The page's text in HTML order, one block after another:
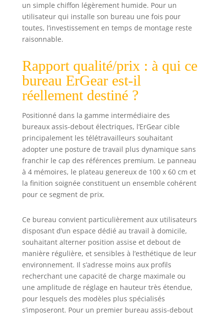
un simple chiffon légèrement humide. Pour un
utilisateur qui installe son bureau une fois pour
toutes, l’investissement en temps de montage reste
raisonnable.
Rapport qualité/prix : à qui ce
bureau ErGear est-il
réellement destiné ?
Positionné dans la gamme intermédiaire des
bureaux assis-debout électriques, l’ErGear cible
principalement les télétravailleurs souhaitant
adopter une posture de travail plus dynamique sans
franchir le cap des références premium. Le panneau
à 4 mémoires, le plateau genereux de 100 x 60 cm et
la finition soignée constituent un ensemble cohérent
pour ce segment de prix.
Ce bureau convient particulièrement aux utilisateurs
disposant d’un espace dédié au travail à domicile,
souhaitant alterner position assise et debout de
manière régulière, et sensibles à l’esthétique de leur
environnement. Il s’adresse moins aux profils
recherchant une capacité de charge maximale ou
une amplitude de réglage en hauteur très étendue,
pour lesquels des modèles plus spécialisés
s’imposeront. Pour un premier bureau assis-debout